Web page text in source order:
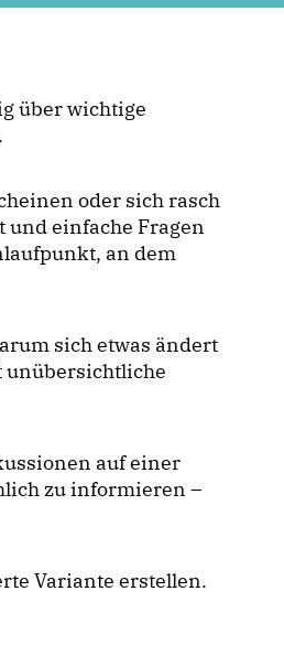
über wichtige
oder sich rasch
einfache Fragen
an dem
sich etwas ändert
unübersichtliche
auf einer
zu informieren –
Variante erstellen.